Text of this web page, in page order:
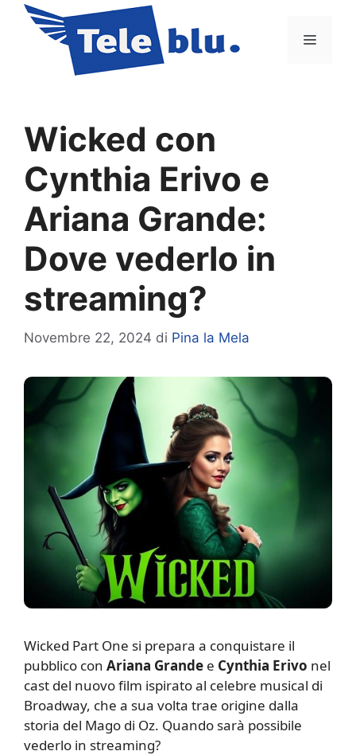
contenuto
Menu
Wicked con
Cynthia Erivo e
Ariana Grande:
Dove vederlo in
streaming?
Novembre 22, 2024 di Pina la Mela
Wicked Part One si prepara a conquistare il
pubblico con Ariana Grande e Cynthia Erivo nel
cast del nuovo film ispirato al celebre musical di
Broadway, che a sua volta trae origine dalla
storia del Mago di Oz. Quando sarà possibile
vederlo in streaming?